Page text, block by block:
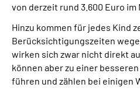
von derzeit rund 3.600 Euro im
Hinzu kommen für jedes Kind
Berücksichtigungszeiten
wirken sich zwar nicht direkt
können aber zu einer
führen und zählen bei einigen